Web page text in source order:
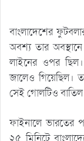
বাংলাদেশের
অবশ্য তার
লাইনের ওপর
জালেও গিয়েছিল।
সেই গোলটিও বাতিল
ফাইনালে ভারতের